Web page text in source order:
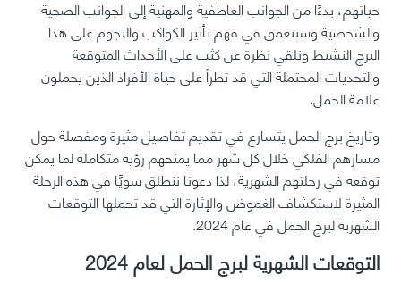
حياتهم، بدءًا من الجوانب العاطفية والمهنية إلى الجوانب الصحية
والشخصية وسنتعمق في فهم تأثير الكواكب والنجوم على هذا
البرج النشيط ونلقي نظرة عن كثب على الأحداث المتوقعة
والتحديات المحتملة التي قد تطرأ على حياة الأفراد الذين يحملون
علامة الحمل.
وتاريخ برج الحمل يتسارع في تقديم تفاصيل مثيرة ومفصلة حول
مسارهم الفلكي خلال كل شهر مما يمنحهم رؤية متكاملة لما يمكن
توقعه في رحلتهم الشهرية، لذا دعونا ننطلق سويًا في هذه الرحلة
المثيرة لاستكشاف الغموض والإثارة التي قد تحملها التوقعات
الشهرية لبرج الحمل في عام 2024.
التوقعات الشهرية لبرج الحمل لعام 2024